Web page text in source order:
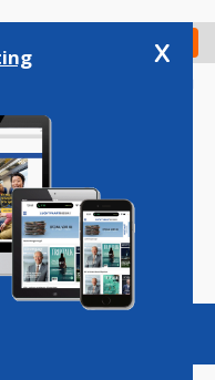
Check in
Vacatures
x